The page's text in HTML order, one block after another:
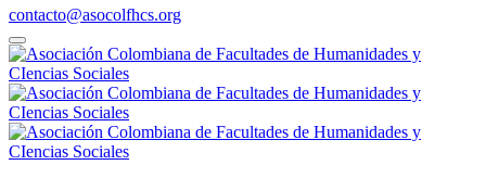
contacto@asocolfhcs.org